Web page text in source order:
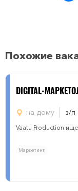
Похожие
DIGITAL-
на дому з/п
Vaatu Production
Маркетинг